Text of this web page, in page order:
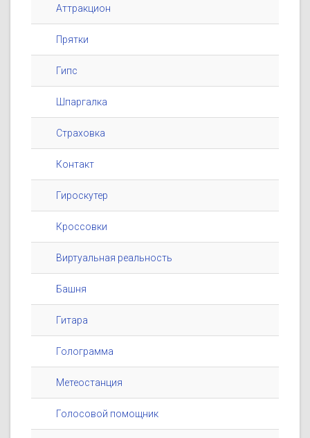
Аттракцион
Прятки
Гипс
Шпаргалка
Страховка
Контакт
Гироскутер
Кроссовки
Виртуальная реальность
Башня
Гитара
Голограмма
Метеостанция
Голосовой помощник